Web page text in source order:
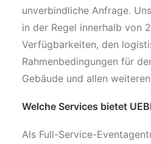
unverbindliche Anfrage.
in der Regel innerhalb von
Verfügbarkeiten, den
Rahmenbedingungen für
Gebäude und allen
Welche Services bietet
Als Full-Service-